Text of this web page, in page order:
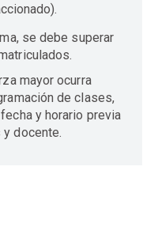
se debe superar
mayor ocurra
de clases,
y horario previa
docente.